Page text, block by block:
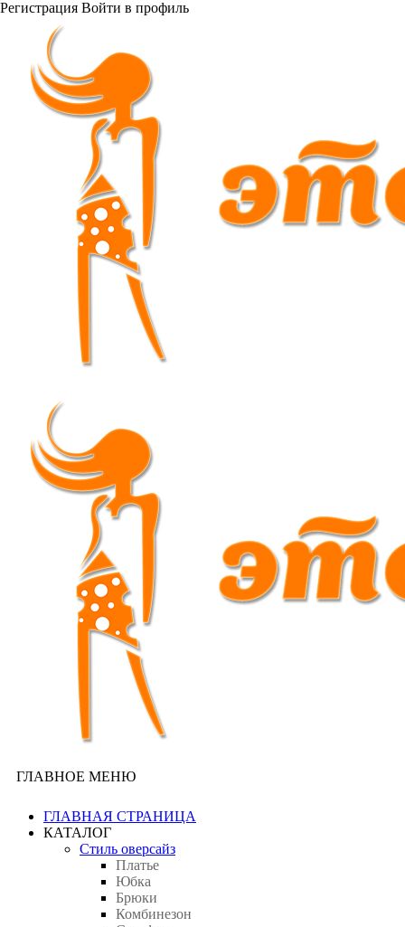
Регистрация Войти в профиль
ГЛАВНОЕ МЕНЮ
ГЛАВНАЯ СТРАНИЦА
КАТАЛОГ
Стиль оверсайз
Платье
Юбка
Брюки
Комбинезон